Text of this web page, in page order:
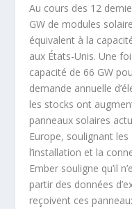
Au cours des 12
GW de modules
équivalent à la
aux États-Unis. Une
capacité de 66 GW
demande annuelle
les stocks ont
panneaux solaires
Europe, soulignant
l’installation et la
Ember souligne qu’il
partir des données
reçoivent ces